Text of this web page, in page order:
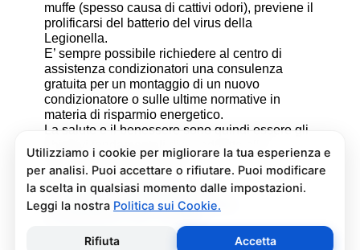
muffe (spesso causa di cattivi odori), previene il
prolificarsi del batterio del virus della
Legionella.
E’ sempre possibile richiedere al centro di
assistenza condizionatori una consulenza
gratuita per un montaggio di un nuovo
condizionatore o sulle ultime normative in
materia di risparmio energetico.
La salute e il benessere sono quindi essere gli
obiettivi fondamentali di un addetto alla
assistenza condizionatori.
Pulizia e Sanificazione
Condizionatori Artide San
Francesco al Campo
La pulizia e sanificazione condizionatori è